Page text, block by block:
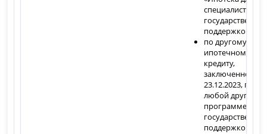
специалистов с
поддержкой»;
по другому
ипотечному
кредиту,
заключенному с
23.12.2023, по
любой другой
программе с
поддержкой.